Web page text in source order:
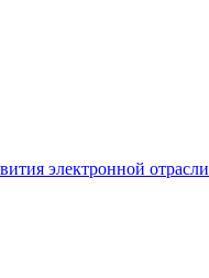
электронной отрасли